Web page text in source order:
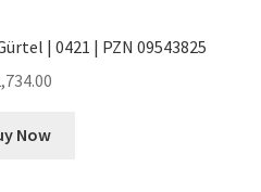
| 0421 | PZN 09543825
Now